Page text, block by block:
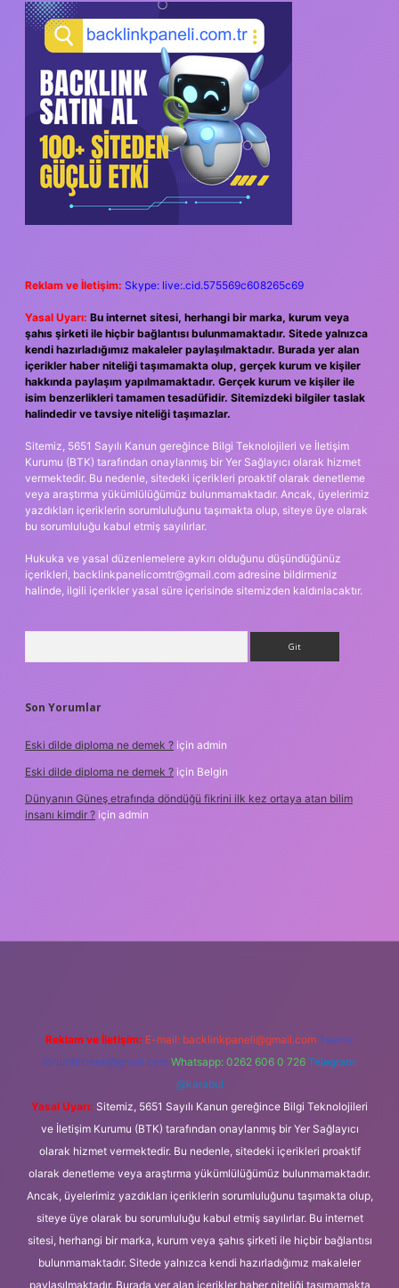
Reklam ve İletişim: Skype: live:.cid.575569c608265c69
Yasal Uyarı: Bu internet sitesi, herhangi bir marka, kurum veya
şahıs şirketi ile hiçbir bağlantısı bulunmamaktadır. Sitede yalnızca
kendi hazırladığımız makaleler paylaşılmaktadır. Burada yer alan
içerikler haber niteliği taşımamakta olup, gerçek kurum ve kişiler
hakkında paylaşım yapılmamaktadır. Gerçek kurum ve kişiler ile
isim benzerlikleri tamamen tesadüfidir. Sitemizdeki bilgiler taslak
halindedir ve tavsiye niteliği taşımazlar.
Sitemiz, 5651 Sayılı Kanun gereğince Bilgi Teknolojileri ve İletişim
Kurumu (BTK) tarafından onaylanmış bir Yer Sağlayıcı olarak hizmet
vermektedir. Bu nedenle, sitedeki içerikleri proaktif olarak denetleme
veya araştırma yükümlülüğümüz bulunmamaktadır. Ancak, üyelerimiz
yazdıkları içeriklerin sorumluluğunu taşımakta olup, siteye üye olarak
bu sorumluluğu kabul etmiş sayılırlar.
Hukuka ve yasal düzenlemelere aykırı olduğunu düşündüğünüz
içerikleri, backlinkpanelicomtr@gmail.com adresine bildirmeniz
halinde, ilgili içerikler yasal süre içerisinde sitemizden kaldırılacaktır.
Son Yorumlar
Eski dilde diploma ne demek ? için admin
Eski dilde diploma ne demek ? için Belgin
Dünyanın Güneş etrafında döndüğü fikrini ilk kez ortaya atan bilim
insanı kimdir ? için admin
Reklam ve İletişim: E-mail: backlinkpaneli@gmail.com Teams:
forumhizmeti@gmail.com Whatsapp: 0262 606 0 726 Telegram:
@karabul
Yasal Uyarı: Sitemiz, 5651 Sayılı Kanun gereğince Bilgi Teknolojileri
ve İletişim Kurumu (BTK) tarafından onaylanmış bir Yer Sağlayıcı
olarak hizmet vermektedir. Bu nedenle, sitedeki içerikleri proaktif
olarak denetleme veya araştırma yükümlülüğümüz bulunmamaktadır.
Ancak, üyelerimiz yazdıkları içeriklerin sorumluluğunu taşımakta olup,
siteye üye olarak bu sorumluluğu kabul etmiş sayılırlar. Bu internet
sitesi, herhangi bir marka, kurum veya şahıs şirketi ile hiçbir bağlantısı
bulunmamaktadır. Sitede yalnızca kendi hazırladığımız makaleler
paylaşılmaktadır. Burada yer alan içerikler haber niteliği taşımamakta